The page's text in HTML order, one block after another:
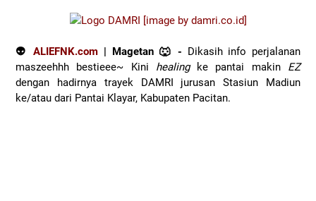
👽ALIEFNK.com | Magetan 🐺 - Dikasih info perjalanan
maszeehhh bestieee~ Kini healingke pantai makin EZ
dengan hadirnya trayek DAMRI jurusan Stasiun Madiun
ke/atau dari Pantai Klayar, Kabupaten Pacitan.